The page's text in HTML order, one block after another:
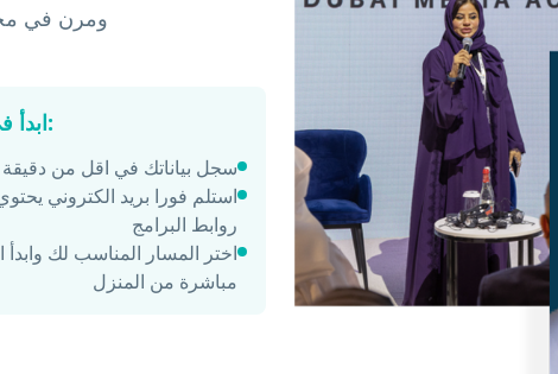
ومرن في
ابدأ في دقائق:
سجل بياناتك في اقل من دقيقة
استلم فورا بريد الكتروني
روابط البرامج
اختر المسار المناسب لك وابدأ
مباشرة من المنزل